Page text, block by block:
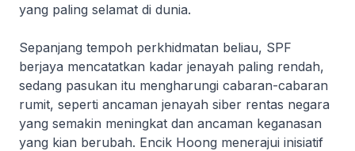
yang paling selamat di dunia.
Sepanjang tempoh perkhidmatan beliau, SPF
berjaya mencatatkan kadar jenayah paling rendah,
sedang pasukan itu mengharungi cabaran-cabaran
rumit, seperti ancaman jenayah siber rentas negara
yang semakin meningkat dan ancaman keganasan
yang kian berubah. Encik Hoong menerajui inisiatif